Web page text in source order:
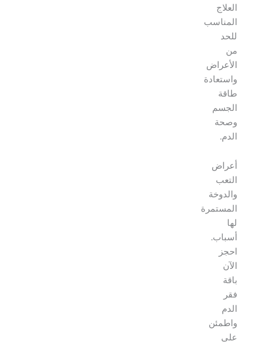
العلاج
المناسب
للحد
من
الأعراض
واستعادة
طاقة
الجسم
وصحة
الدم.
أعراض
التعب
والدوخة
المستمرة
لها
أسباب.
احجز
الآن
باقة
فقر
الدم
واطمئن
على